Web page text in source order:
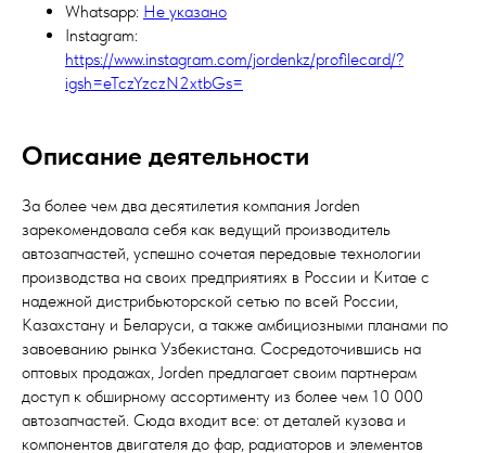
Whatsapp: Не указано
Instagram:
https://www.instagram.com/jordenkz/profilecard/?
igsh=eTczYzczN2xtbGs=
Описание деятельности
За более чем два десятилетия компания Jorden
зарекомендовала себя как ведущий производитель
автозапчастей, успешно сочетая передовые технологии
производства на своих предприятиях в России и Китае с
надежной дистрибьюторской сетью по всей России,
Казахстану и Беларуси, а также амбициозными планами по
завоеванию рынка Узбекистана. Сосредоточившись на
оптовых продажах, Jorden предлагает своим партнерам
доступ к обширному ассортименту из более чем 10 000
автозапчастей. Сюда входит все: от деталей кузова и
компонентов двигателя до фар, радиаторов и элементов